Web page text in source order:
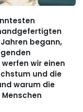
begann,
wir einen
und die
warum die